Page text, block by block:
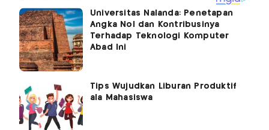
Universitas Nalanda: Penetapan
Angka Nol dan Kontribusinya
Terhadap Teknologi Komputer
Abad Ini
Tips Wujudkan Liburan Produktif
ala Mahasiswa